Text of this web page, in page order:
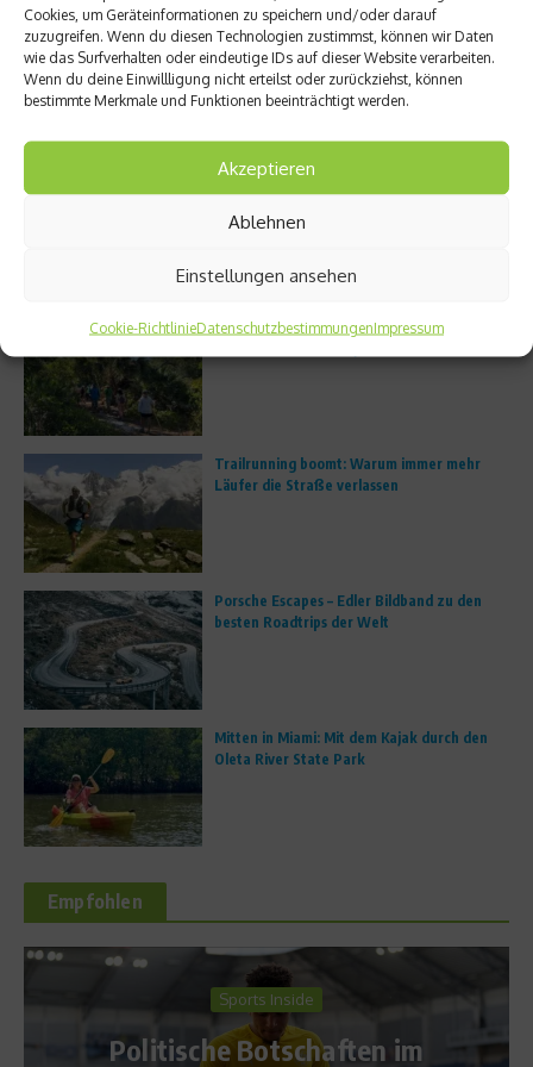
Cookies, um Geräteinformationen zu speichern und/oder darauf
zuzugreifen. Wenn du diesen Technologien zustimmst, können wir Daten
wie das Surfverhalten oder eindeutige IDs auf dieser Website verarbeiten.
Wenn du deine Einwillligung nicht erteilst oder zurückziehst, können
bestimmte Merkmale und Funktionen beeinträchtigt werden.
Akzeptieren
Ablehnen
Einstellungen ansehen
Cookie-RichtlinieDatenschutzbestimmungenImpressum
Evers ...
10. März 2026
Schmidbauer ...
14. August 2025
Unterwegs im Atlantic Ridge Preserve State
Trailrunning boomt: Warum immer mehr
Läufer die Straße verlassen
Porsche Escapes – Edler Bildband zu den
besten Roadtrips der Welt
Mitten in Miami: Mit dem Kajak durch den
Oleta River State Park
Empfohlen
im
Aufgedeckt
Wie gefährlich